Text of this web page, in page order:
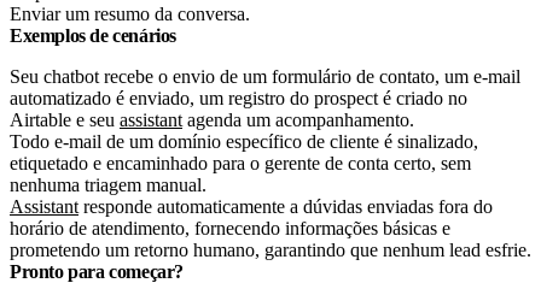
Enviar um resumo da conversa.
Exemplos de cenários
Seu chatbot recebe o envio de um formulário de contato, um e-mail
automatizado é enviado, um registro do prospect é criado no
Airtable e seu assistant agenda um acompanhamento.
Todo e-mail de um domínio específico de cliente é sinalizado,
etiquetado e encaminhado para o gerente de conta certo, sem
nenhuma triagem manual.
Assistant responde automaticamente a dúvidas enviadas fora do
horário de atendimento, fornecendo informações básicas e
prometendo um retorno humano, garantindo que nenhum lead esfrie.
Pronto para começar?